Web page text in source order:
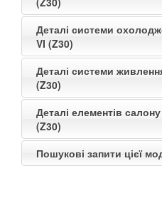
Деталі системи
VI (Z30)
Деталі системи
(Z30)
Деталі елементів
(Z30)
Пошукові запити цієї